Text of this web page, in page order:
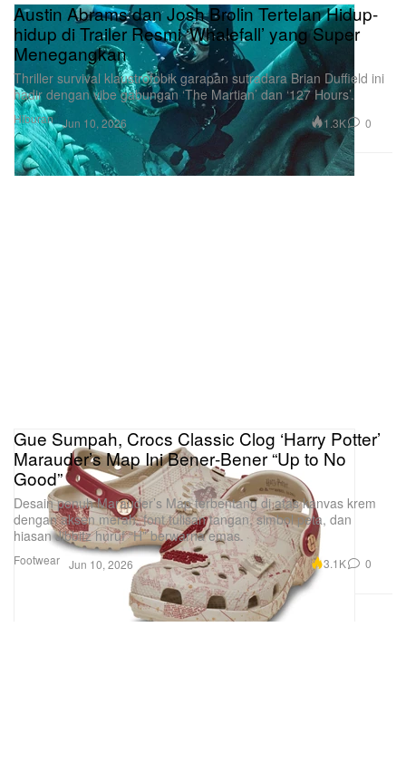
Hiburan
Austin Abrams dan Josh Brolin Tertelan Hidup-
hidup di Trailer Resmi ‘Whalefall’ yang Super
Menegangkan
Thriller survival klaustrofobik garapan sutradara Brian Duffield ini
hadir dengan vibe gabungan ‘The Martian’ dan ‘127 Hours’.
Jun 10, 2026 1.3K 0
Footwear
Gue Sumpah, Crocs Classic Clog ‘Harry Potter’
Marauder’s Map Ini Bener‑Bener “Up to No
Good”
Desain penuh Marauder’s Map terbentang di atas kanvas krem
dengan aksen merah, font tulisan tangan, simbol peta, dan
hiasan Jibbitz huruf “H” berwarna emas.
Jun 10, 2026 3.1K 0